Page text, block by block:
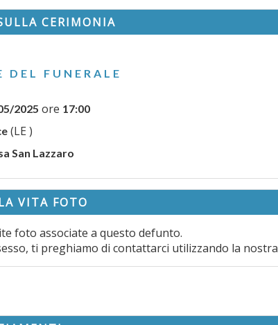
CERIMONIA
DEL FUNERALE
2025 ore 17:00
(LE )
San Lazzaro
VITA FOTO
foto associate a questo defunto.
ti preghiamo di contattarci utilizzando la nostra